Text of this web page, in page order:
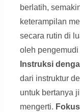
berlatih,
keterampilan
secara rutin di
oleh
Instruksi
dari instruktur
untuk bertanya
mengerti.